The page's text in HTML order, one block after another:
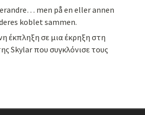
men på en eller annen
koblet sammen.
έκπληξη σε μια έκρηξη στη
Skylar που συγκλόνισε τους